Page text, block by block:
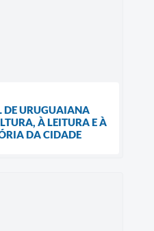
DE URUGUAIANA
À LEITURA E À
DA CIDADE